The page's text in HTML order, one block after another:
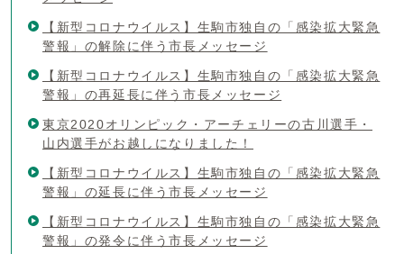
【新型コロナウイルス】生駒市独自の「感染拡大緊急
警報」の解除に伴う市長メッセージ
【新型コロナウイルス】生駒市独自の「感染拡大緊急
警報」の再延長に伴う市長メッセージ
東京2020オリンピック・アーチェリーの古川選手・
山内選手がお越しになりました！
【新型コロナウイルス】生駒市独自の「感染拡大緊急
警報」の延長に伴う市長メッセージ
【新型コロナウイルス】生駒市独自の「感染拡大緊急
警報」の発令に伴う市長メッセージ